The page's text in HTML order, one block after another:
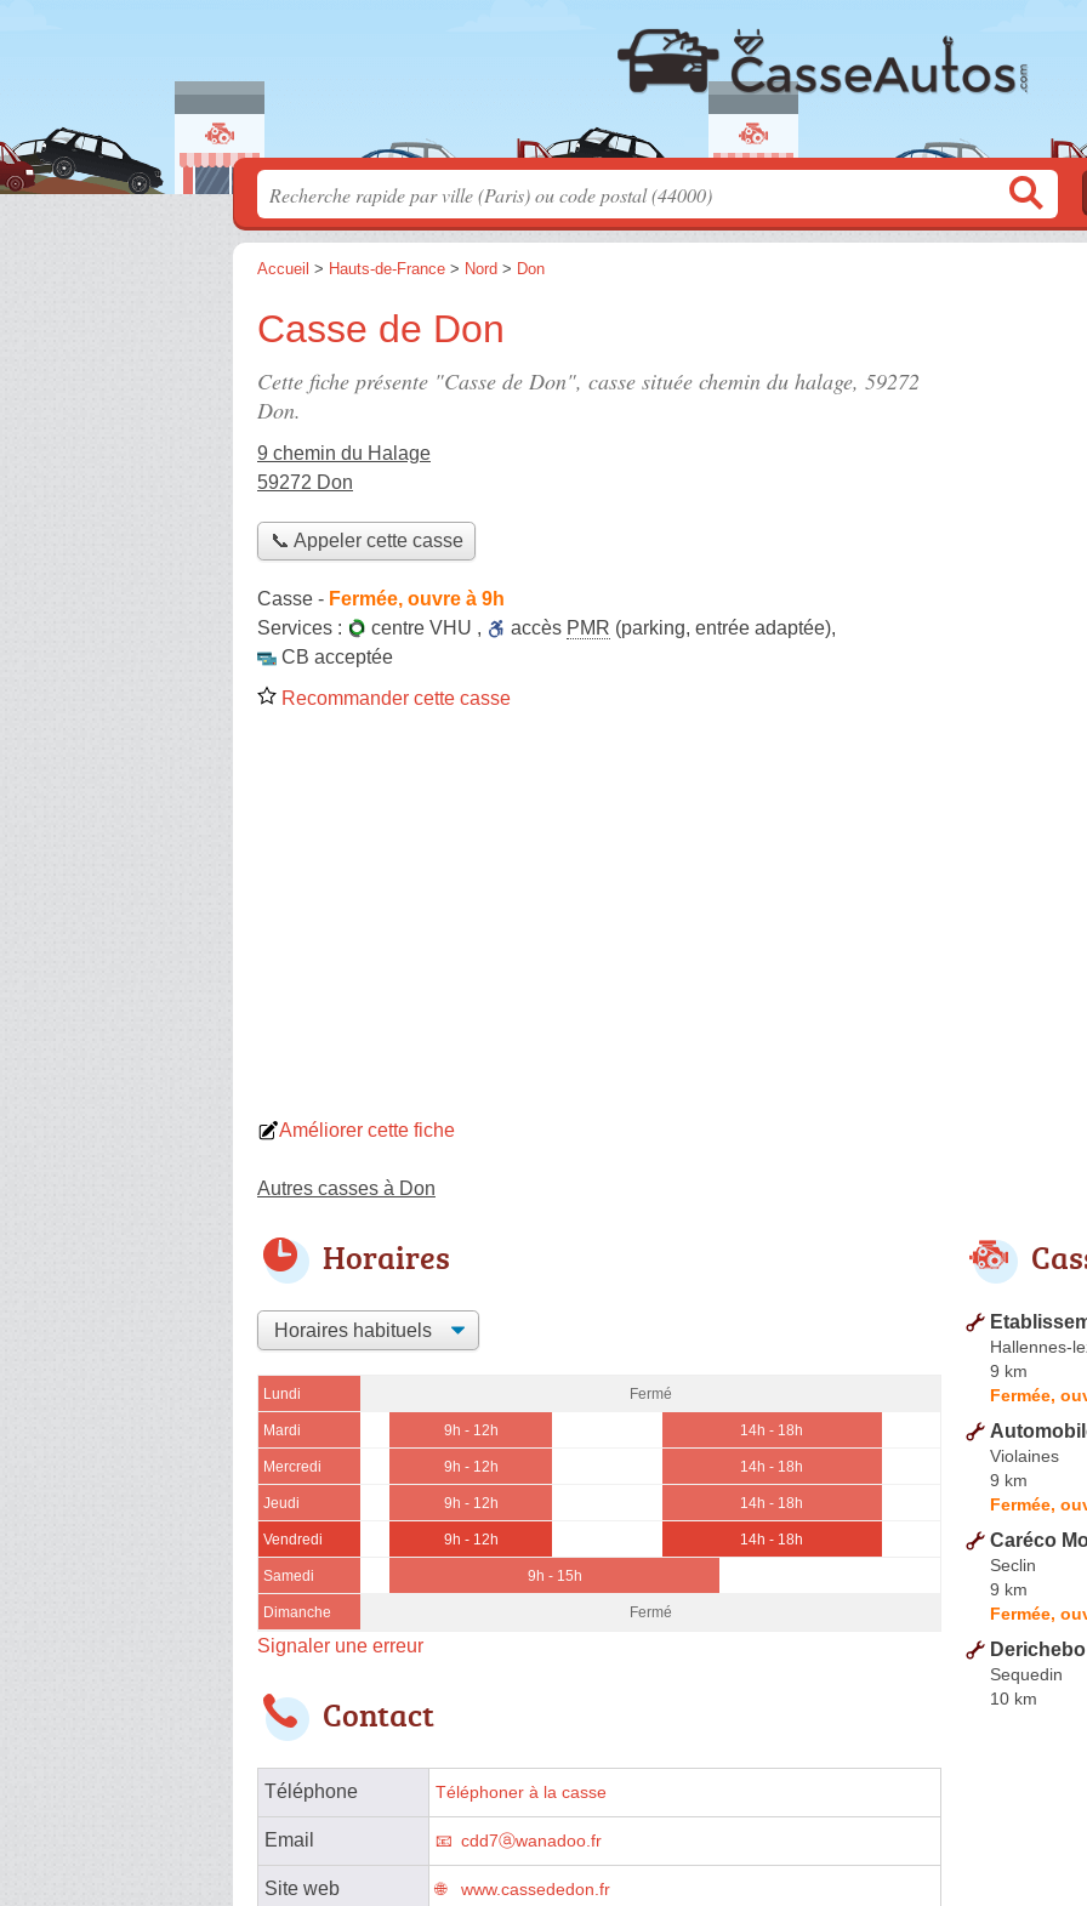
Accueil > Hauts-de-France > Nord > Don
Casse de Don
Cette fiche présente "Casse de Don", casse située chemin du halage, 59272
Don.
9 chemin du Halage
59272 Don
📞 Appeler cette casse
Casse - Fermée, ouvre à 9h
Services :
centre VHU , accès PMR (parking, entrée adaptée),
CB acceptée
Recommander cette casse
Améliorer cette fiche
Autres casses à Don
Horaires
Lundi Fermé
Mardi 9h - 12h 14h - 18h
Mercredi 9h - 12h 14h - 18h
Jeudi 9h - 12h 14h - 18h
Vendredi 9h - 12h 14h - 18h
Samedi 9h - 15h
Dimanche Fermé
Signaler une erreur
Contact
Téléphone Téléphoner à la casse
Email cdd7ⓐwanadoo.fr
Site web www.cassededon.fr
Hallennes-
9 km
Fermée,
Violaines
9 km
Fermée,
Caréco
Seclin
9 km
Fermée,
Sequedin
10 km